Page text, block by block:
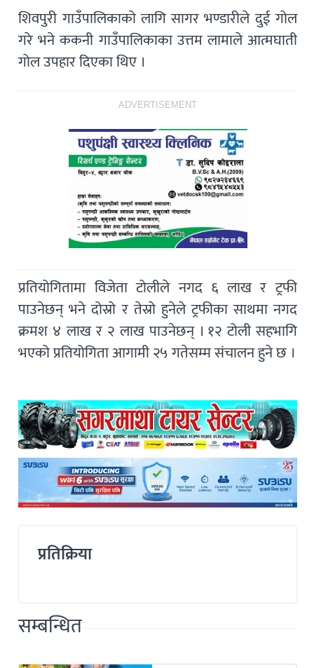
शिवपुरी गाउँपालिकाको लागि सागर भण्डारीले दुई गोल
गरे भने ककनी गाउँपालिकाका उत्तम लामाले आत्मघाती
गोल उपहार दिएका थिए ।
ADVERTISEMENT
प्रतियोगितामा विजेता टोलीले नगद ६ लाख र ट्रफी
पाउनेछन् भने दोस्रो र तेस्रो हुनेले ट्रफीका साथमा नगद
क्रमश ४ लाख र २ लाख पाउनेछन् । १२ टोली सहभागि
भएको प्रतियोगिता आगामी २५ गतेसम्म संचालन हुने छ ।
प्रतिक्रिया
सम्बन्धित